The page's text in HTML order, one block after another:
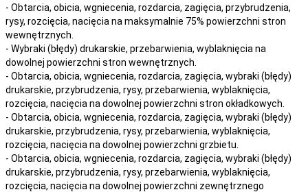
- Obtarcia, obicia, wgniecenia, rozdarcia, zagięcia, przybrudzenia,
rysy, rozcięcia, nacięcia na maksymalnie 75% powierzchni stron
wewnętrznych.
- Wybraki (błędy) drukarskie, przebarwienia, wyblaknięcia na
dowolnej powierzchni stron wewnętrznych.
- Obtarcia, obicia, wgniecenia, rozdarcia, zagięcia, wybraki (błędy)
drukarskie, przybrudzenia, rysy, przebarwienia, wyblaknięcia,
rozcięcia, nacięcia na dowolnej powierzchni stron okładkowych.
- Obtarcia, obicia, wgniecenia, rozdarcia, zagięcia, wybraki (błędy)
drukarskie, przybrudzenia, rysy, przebarwienia, wyblaknięcia,
rozcięcia, nacięcia na dowolnej powierzchni grzbietu.
- Obtarcia, obicia, wgniecenia, rozdarcia, zagięcia, wybraki (błędy)
drukarskie, przybrudzenia, rysy, przebarwienia, wyblaknięcia,
rozcięcia, nacięcia na dowolnej powierzchni zewnętrznego